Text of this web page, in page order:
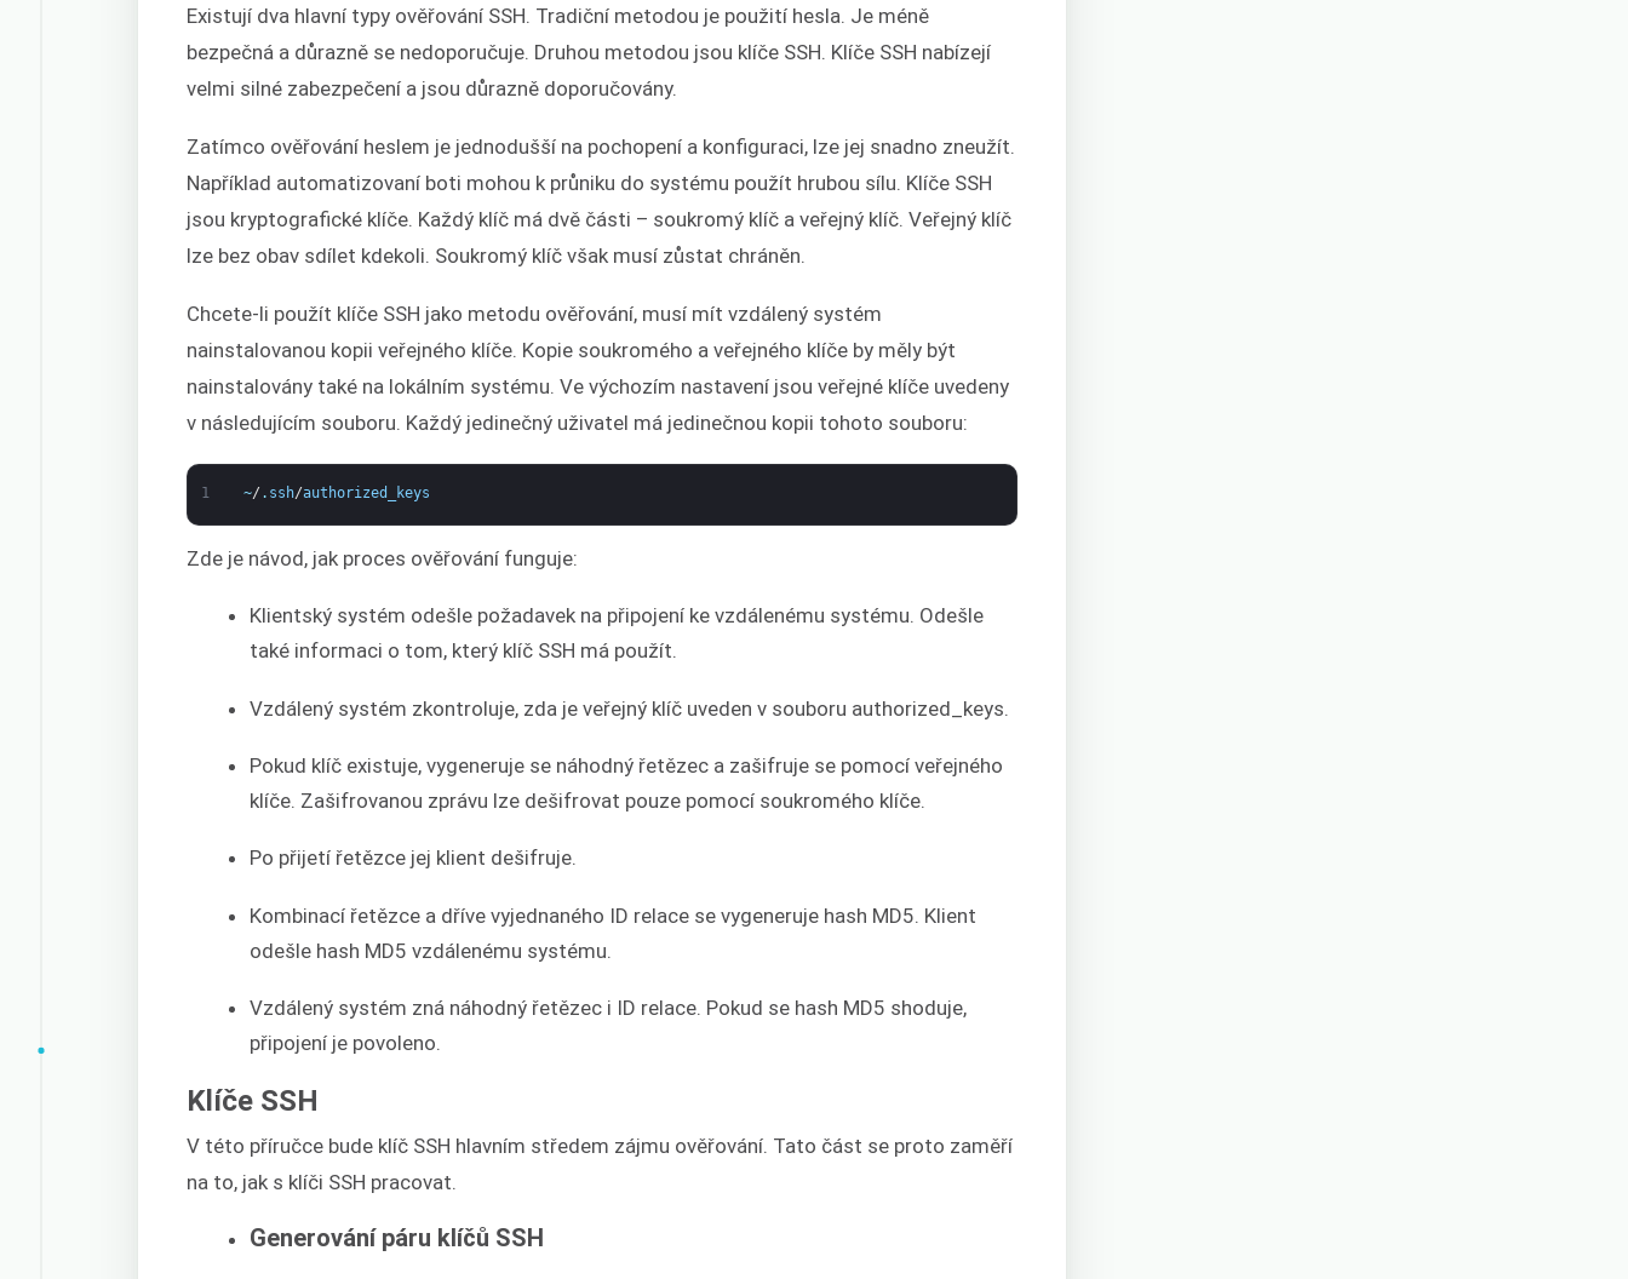
Existují dva hlavní typy ověřování SSH. Tradiční metodou je použití hesla. Je méně
bezpečná a důrazně se nedoporučuje. Druhou metodou jsou klíče SSH. Klíče SSH nabízejí
velmi silné zabezpečení a jsou důrazně doporučovány.
Zatímco ověřování heslem je jednodušší na pochopení a konfiguraci, lze jej snadno zneužít.
Například automatizovaní boti mohou k průniku do systému použít hrubou sílu. Klíče SSH
jsou kryptografické klíče. Každý klíč má dvě části – soukromý klíč a veřejný klíč. Veřejný klíč
lze bez obav sdílet kdekoli. Soukromý klíč však musí zůstat chráněn.
Chcete-li použít klíče SSH jako metodu ověřování, musí mít vzdálený systém
nainstalovanou kopii veřejného klíče. Kopie soukromého a veřejného klíče by měly být
nainstalovány také na lokálním systému. Ve výchozím nastavení jsou veřejné klíče uvedeny
v následujícím souboru. Každý jedinečný uživatel má jedinečnou kopii tohoto souboru:
1 ~/ . ssh/authorized_keys
Zde je návod, jak proces ověřování funguje:
Klientský systém odešle požadavek na připojení ke vzdálenému systému. Odešle
také informaci o tom, který klíč SSH má použít.
Vzdálený systém zkontroluje, zda je veřejný klíč uveden v souboru authorized_keys.
Pokud klíč existuje, vygeneruje se náhodný řetězec a zašifruje se pomocí veřejného
klíče. Zašifrovanou zprávu lze dešifrovat pouze pomocí soukromého klíče.
Po přijetí řetězce jej klient dešifruje.
Kombinací řetězce a dříve vyjednaného ID relace se vygeneruje hash MD5. Klient
odešle hash MD5 vzdálenému systému.
Vzdálený systém zná náhodný řetězec i ID relace. Pokud se hash MD5 shoduje,
připojení je povoleno.
Klíče SSH
V této příručce bude klíč SSH hlavním středem zájmu ověřování. Tato část se proto zaměří
na to, jak s klíči SSH pracovat.
Generování páru klíčů SSH